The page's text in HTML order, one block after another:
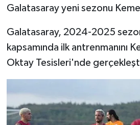
Galatasaray yeni sezonu
Galatasaray, 2024-2025
kapsamında ilk antrenmanını
Oktay Tesisleri'nde
YAŞAM